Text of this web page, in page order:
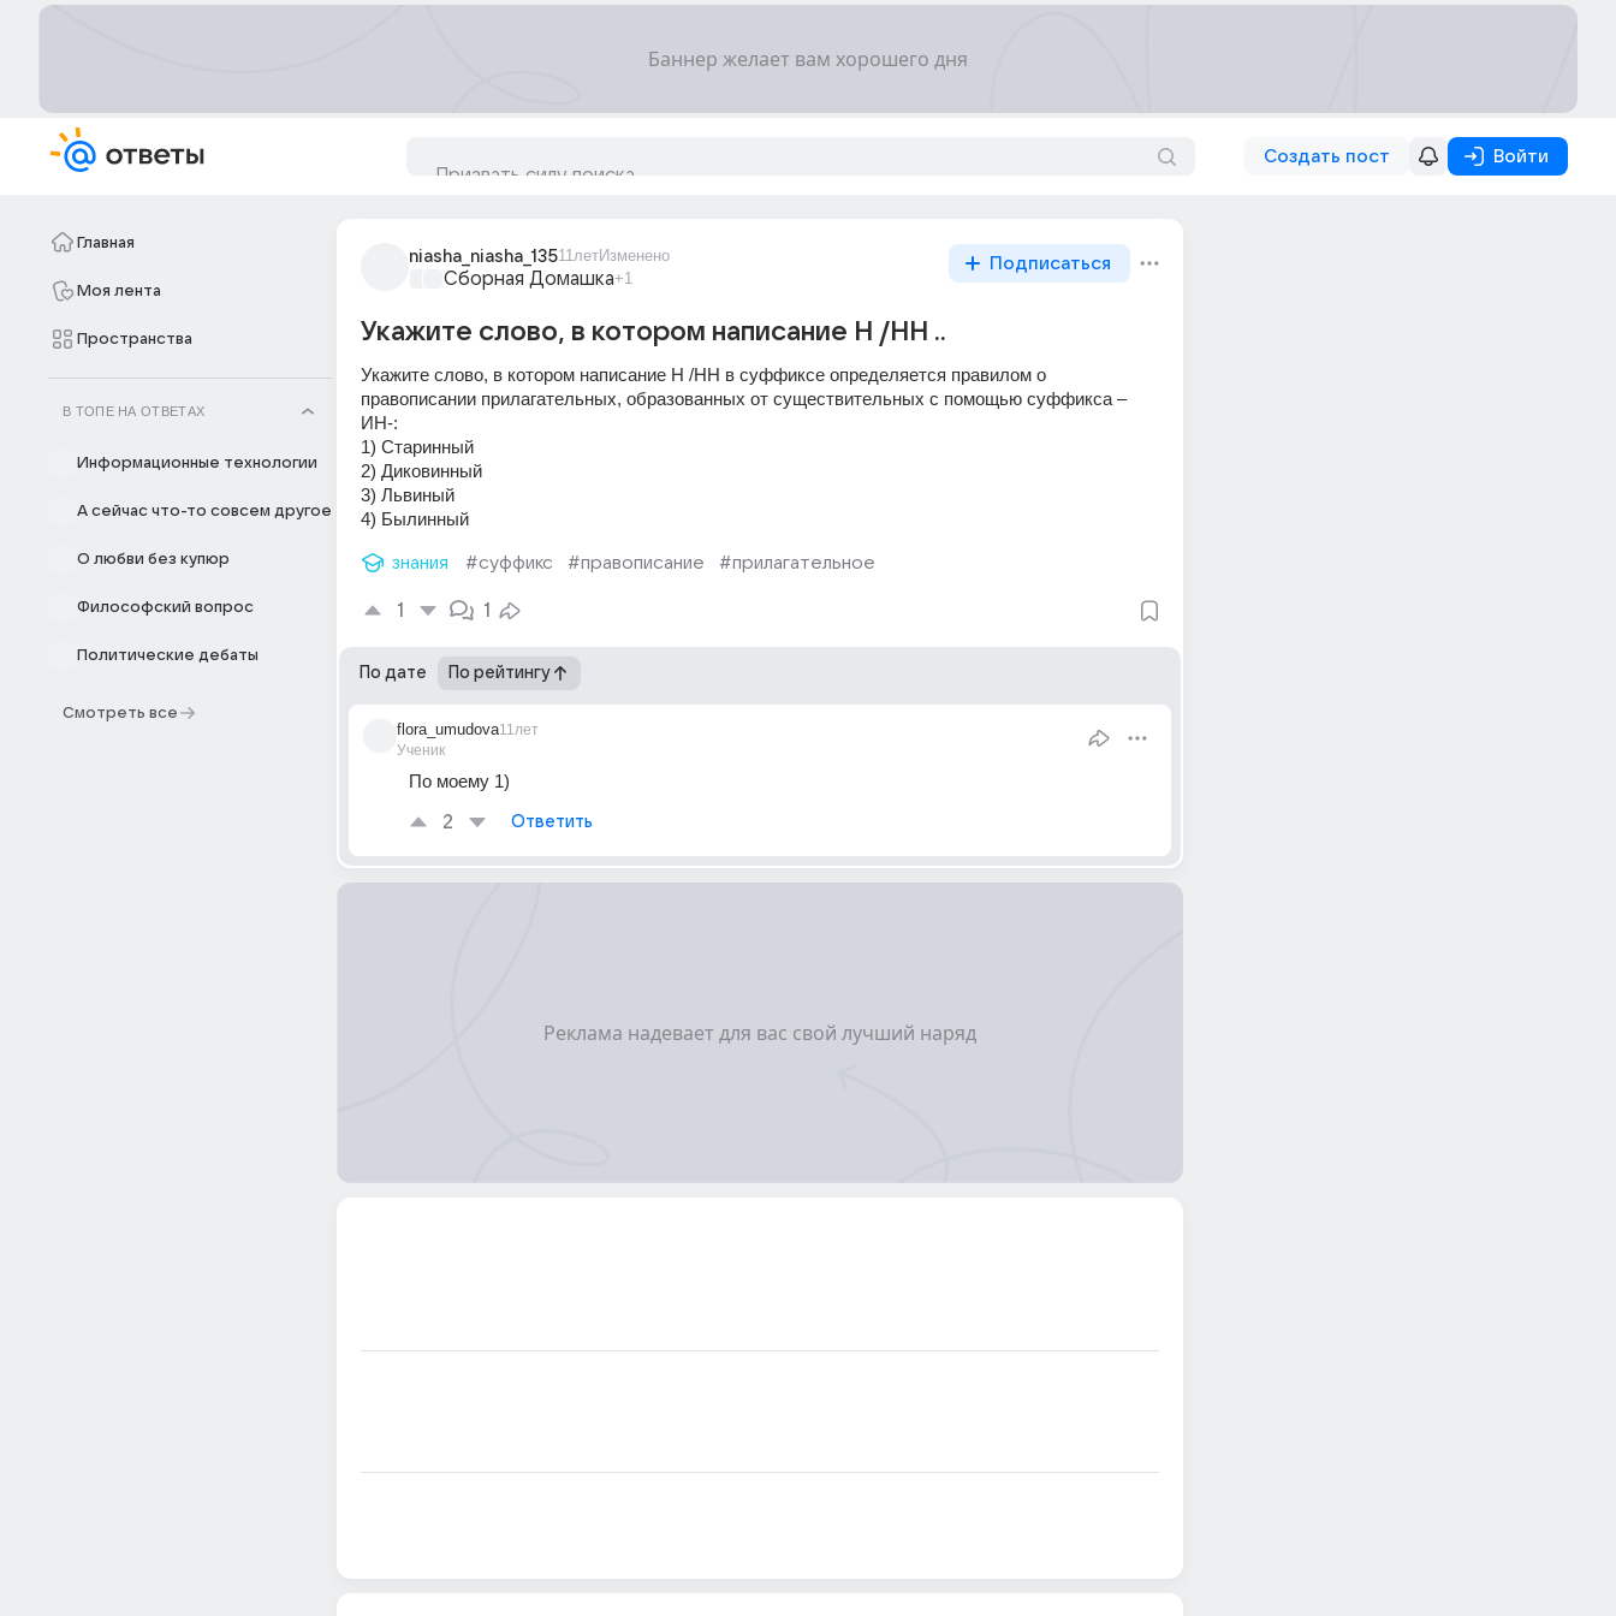
Создать пост Войти
Главная
Моя лента
Пространства
В ТОПЕ НА ОТВЕТАХ
Информационные технологии
А сейчас что-то совсем другое
О любви без купюр
Философский вопрос
Политические дебаты
Смотреть все
niasha_niasha_13511летИзменено
Сборная Домашка+1
Подписаться
Укажите слово, в котором написание Н /НН ..
Укажите слово, в котором написание Н /НН в суффиксе определяется правилом о
правописании прилагательных, образованных от существительных с помощью суффикса –
ИН-:
1) Старинный
2) Диковинный
3) Львиный
4) Былинный
знания #суффикс #правописание #прилагательное
1 1
По дате По рейтингу
flora_umudova
Ученик
11лет
По моему 1)
2 Ответить